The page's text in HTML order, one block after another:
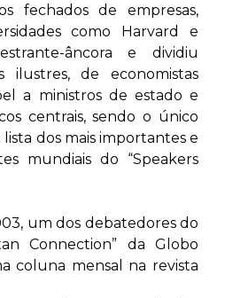
fechados de empresas,
como Harvard e
âncora e dividiu
ilustres, de economistas
a ministros de estado e
centrais, sendo o único
dos mais importantes e
mundiais do “Speakers
um dos debatedores do
Connection” da Globo
coluna mensal na revista